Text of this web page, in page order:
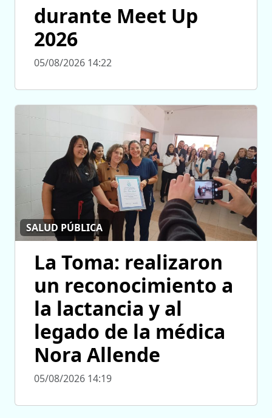
durante Meet Up
2026
05/08/2026 14:22
SALUD PÚBLICA
La Toma: realizaron
un reconocimiento a
la lactancia y al
legado de la médica
Nora Allende
05/08/2026 14:19